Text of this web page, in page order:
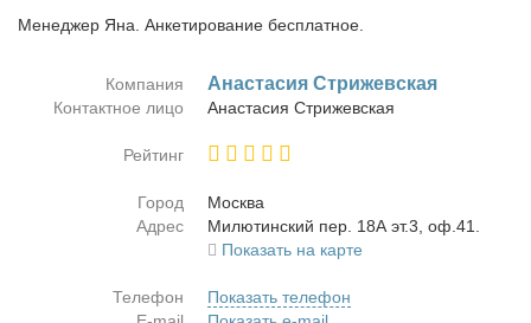
Менеджер Яна. Анкетирование бесплатное.
Компания Ана­ста­сия Стри­жев­ская
Контактное лицо Ана­ста­сия Стри­жев­ская
Рейтинг
Город
Москва
Адрес
Ми­лю­тин­ский пер. 18А эт.3, оф.41.
Показать на карте
Телефон
Показать телефон